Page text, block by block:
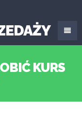
KURS